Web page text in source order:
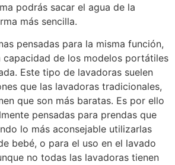
podrás sacar el agua de la
más sencilla.
pensadas para la misma función,
capacidad de los modelos portátiles
Este tipo de lavadoras suelen
que las lavadoras tradicionales,
que son más baratas. Es por ello
pensadas para prendas que
lo más aconsejable utilizarlas
bebé, o para el uso en el lavado
no todas las lavadoras tienen